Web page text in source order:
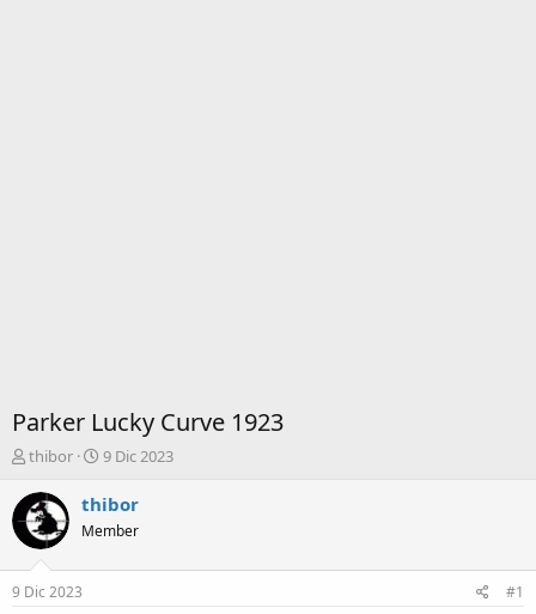
Parker Lucky Curve 1923
I
i
c
i
d
thibor
F
c
a
9 Dic 2023
thibor
Member
9 Dic 2023 #1